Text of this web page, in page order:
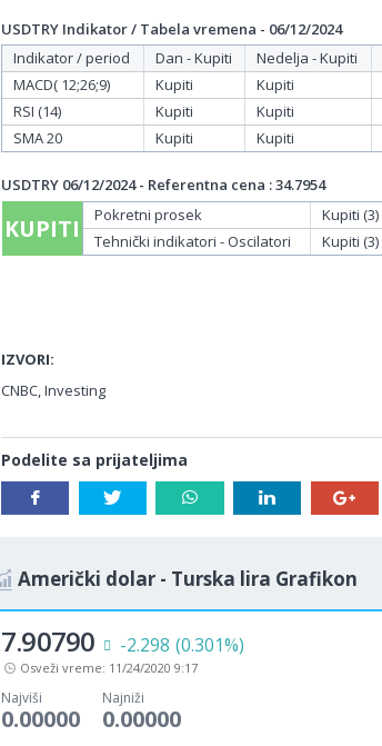
USDTRY Indikator / Tabela vremena - 06/12/2024
Indikator / period
Dan - Kupiti Nedelja - Kupiti
MACD( 12;26;9)
Kupiti Kupiti
RSI (14)
Kupiti Kupiti
SMA 20
Kupiti Kupiti
USDTRY 06/12/2024 - Referentna cena : 34.7954
KUPITI Pokretni prosek Kupiti (3)
Tehnički indikatori - Oscilatori
Kupiti (3)
IZVORI:
CNBC, Investing
Podelite sa prijateljima
Američki dolar - Turska lira Grafikon
7.90790 -2.298 (0.301%)
Osveži vreme: 11/24/2020 9:17
Najviši
0.00000
Najniži
0.00000